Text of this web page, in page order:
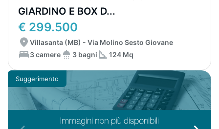
GIARDINO E BOX D...
€ 299.500
Villasanta (MB) - Via Molino Sesto Giovane
3 camere
3 bagni 124 Mq
Suggerimento